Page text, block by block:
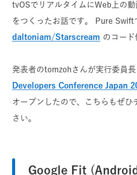
tvOSでリアルタイムにWeb上の
をつくったお話です。 Pure Swift
daltoniam/Starscream のコード
発表者のtomzohさんが実行委員長
Developers Conference Japan
オープンしたので、こちらもぜひ
さい。
Google Fit